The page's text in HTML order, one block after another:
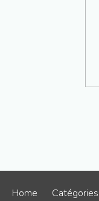
Home Catégories